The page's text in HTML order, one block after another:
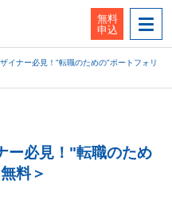
無料
申込
イナー必見！"転職のための"ポートフォリ
ー必見！"転職のため
料＞